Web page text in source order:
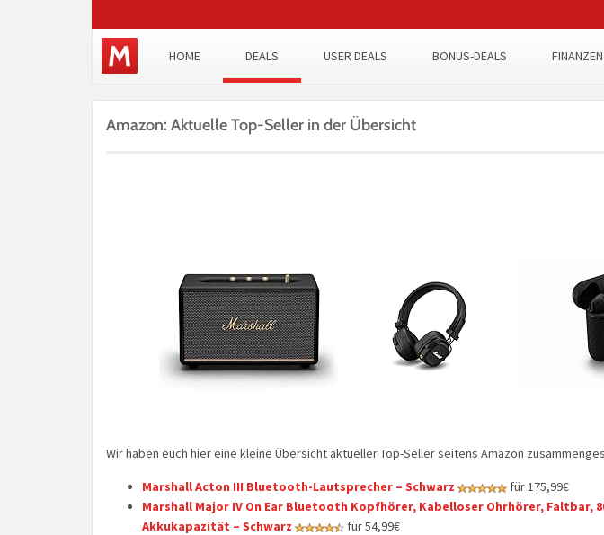
HOME DEALS USER DEALS BONUS-DEALS FINANZEN
Amazon: Aktuelle Top-Seller in der Übersicht
Wir haben euch hier eine kleine Übersicht aktueller Top-Seller seitens Amazon
Marshall Acton III Bluetooth-Lautsprecher – Schwarz
für 175,99€
Marshall Major IV On Ear Bluetooth Kopfhörer, Kabelloser Ohrhörer, Faltbar,
Akkukapazität – Schwarz
für 54,99€